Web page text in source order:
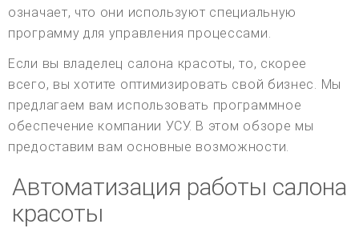
означает, что они используют специальную
программу для управления процессами.
Если вы владелец салона красоты, то, скорее
всего, вы хотите оптимизировать свой бизнес. Мы
предлагаем вам использовать программное
обеспечение компании УСУ. В этом обзоре мы
предоставим вам основные возможности.
Автоматизация работы салона
красоты